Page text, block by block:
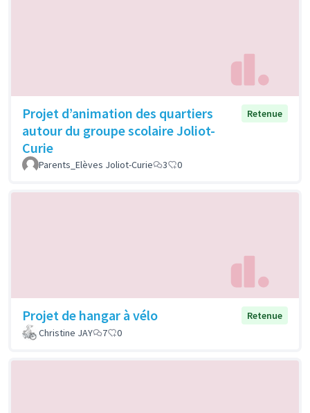
Projet d’animation des quartiers
autour du groupe scolaire Joliot-
Curie
Retenue
Parents_Elèves Joliot-Curie 3 0
Projet de hangar à vélo
Retenue
Christine JAY
7 0